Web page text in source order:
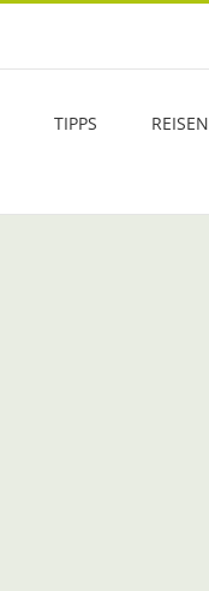
TIPPS REISEN